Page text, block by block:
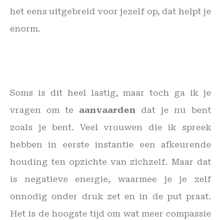
het eens uitgebreid voor jezelf op, dat helpt je
enorm.
Soms is dit heel lastig, maar toch ga ik je
vragen om te aanvaarden dat je nu bent
zoals je bent. Veel vrouwen die ik spreek
hebben in eerste instantie een afkeurende
houding ten opzichte van zichzelf. Maar dat
is negatieve energie, waarmee je je zelf
onnodig onder druk zet en in de put praat.
Het is de hoogste tijd om wat meer compassie